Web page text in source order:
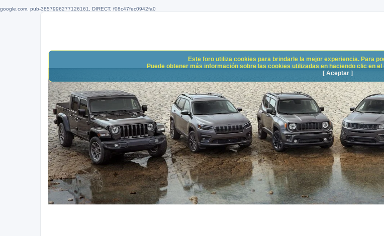
google.com, pub-3857996277126161, DIRECT, f08c47fec0942fa0
Este foro utiliza cookies para brindarle la mejor experiencia. Para
Puede obtener más información sobre las cookies utilizadas en haciendo clic en
[ Aceptar ]